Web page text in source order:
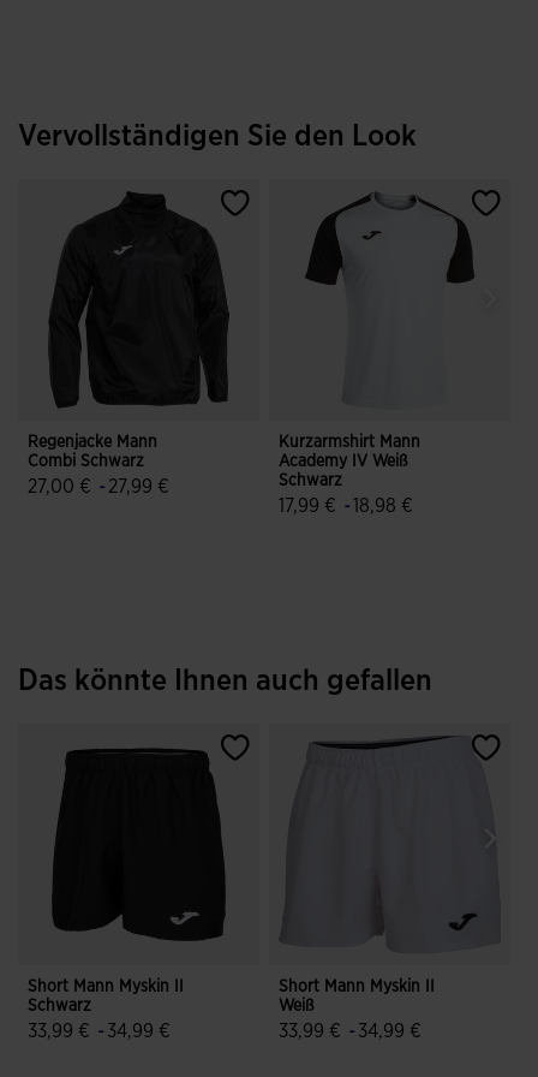
Vervollständigen Sie den Look
Regenjacke Mann
Combi Schwarz
27,00 € - 27,99 €
Kurzarmshirt Mann
Academy IV Weiß
Schwarz
17,99 € -18,98 €
Das könnte Ihnen auch gefallen
Short Mann Myskin II
Schwarz
33,99 € - 34,99 €
Short Mann Myskin II
Weiß
33,99 € - 34,99 €